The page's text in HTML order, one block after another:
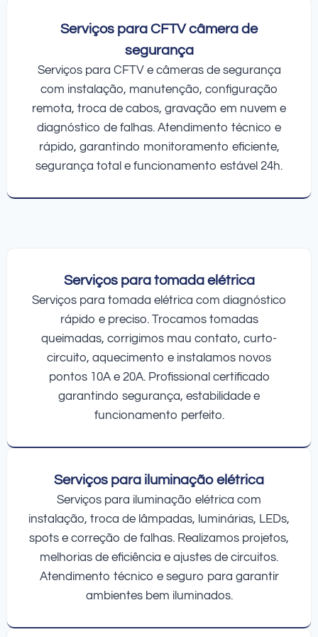
Serviços para CFTV câmera de
segurança
Serviços para CFTV e câmeras de segurança
com instalação, manutenção, configuração
remota, troca de cabos, gravação em nuvem e
diagnóstico de falhas. Atendimento técnico e
rápido, garantindo monitoramento eficiente,
segurança total e funcionamento estável 24h.
Serviços para tomada elétrica
Serviços para tomada elétrica com diagnóstico
rápido e preciso. Trocamos tomadas
queimadas, corrigimos mau contato, curto-
circuito, aquecimento e instalamos novos
pontos 10A e 20A. Profissional certificado
garantindo segurança, estabilidade e
funcionamento perfeito.
Serviços para iluminação elétrica
Serviços para iluminação elétrica com
instalação, troca de lâmpadas, luminárias, LEDs,
spots e correção de falhas. Realizamos projetos,
melhorias de eficiência e ajustes de circuitos.
Atendimento técnico e seguro para garantir
ambientes bem iluminados.